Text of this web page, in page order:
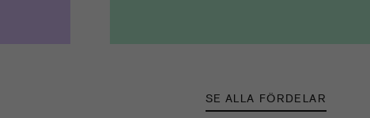
SE ALLA FÖRDELAR